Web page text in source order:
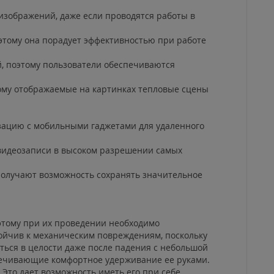
даже если проводятся работы в
она порадует эффективностью при работе
поэтому пользователи обеспечиваются
отображаемые на картинках тепловые сцены
с мобильными гаджетами для удаленного
в высоком разрешении самых
возможность сохранять значительное
при их проведении необходимо
к механическим повреждениям, поскольку
в целости даже после падения с небольшой
комфортное удерживание ее руками.